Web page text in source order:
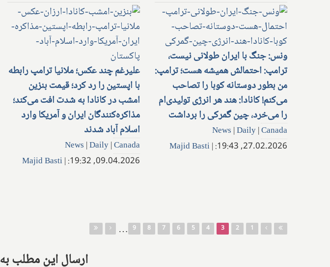
علیرغم چند عکس؛ ملانیا ترامپ رابطه
با اپستین را رد کرد؛ قیمت بنزین
امشب در کانادا به شدت افت می‌کند؛
مذاکره‌کنندگان ایران و آمریکا وارد
اسلام آباد شدند
News |Daily|Canada
09.04.2026, 19:32:
|
Majid Basti
ونس: جنگ با ایران طولانی نیست،
ترامپ: احتمالش همیشه هست؛ ترامپ:
من بطور دوستانه کوبا را تصاحب
می‌کنم! کانادا: هند هر انرژی تولیدی‌ام
را می‌خرد، چین گمرکی را برداشت
News |Daily|Canada
27.02.2026, 19:43:
|
Majid Basti
1
2
3
4
5
6
7
8
9
…
Share this with: ارسال این مطلب به